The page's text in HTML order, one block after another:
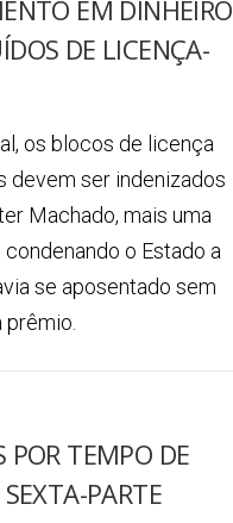
EM DINHEIRO
DE LICENÇA-
os blocos de licença
devem ser indenizados
Machado, mais uma
o Estado a
se aposentado sem
POR TEMPO DE
PARTE